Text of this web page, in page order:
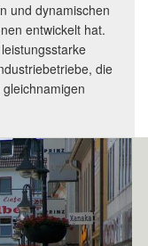
und dynamischen
entwickelt hat.
die